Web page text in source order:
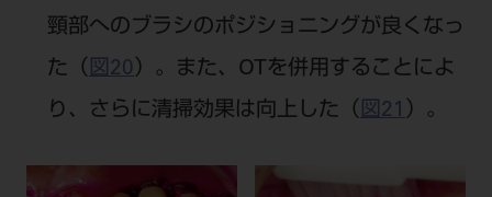
頸部へのブラシのポジショニングが良くなっ
た（ 図20 ）。また、OTを併用することによ
り、さらに清掃効果は向上した（ 図21 ）。